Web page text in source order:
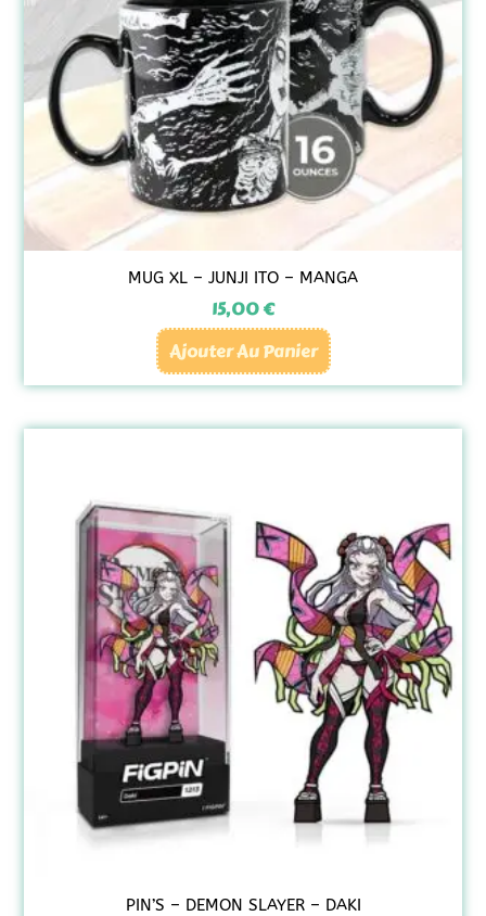
MUG XL – JUNJI ITO – MANGA
15,00€
Ajouter Au Panier
PIN’S – DEMON SLAYER – DAKI